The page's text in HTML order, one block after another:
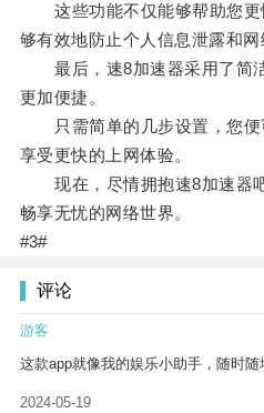
这些功能不仅能够帮助您更
够有效地防止个人信息泄露和网
最后，速8加速器采用了简
更加便捷。
只需简单的几步设置，您便
享受更快的上网体验。
现在，尽情拥抱速8加速器吧
畅享无忧的网络世界。
#3#
评论
游客
这款app就像我的娱乐小助手，随时随
2024-05-19